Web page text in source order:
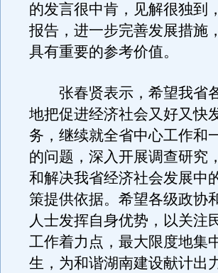
的发言很中肯，见解很独到
报告，进一步完善发展措施
具有重要的参考价值。
张春贤表示，希望我省
地把促进经济社会又好又快
务，继续就全省中心工作和
的问题，深入开展调查研究
和解决我省经济社会发展中
策提供依据。希望各级政协
人士发挥自身优势，以关注
工作着力点，最大限度地集
生，为和谐湖南建设献计出